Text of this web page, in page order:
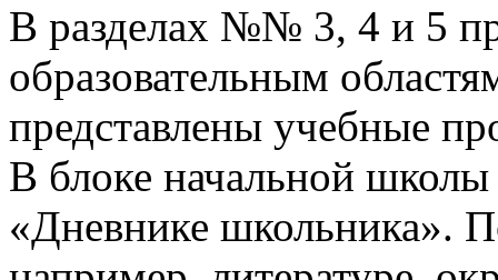
В разделах №№ 3, 4 и 5
образовательным
представлены учебные
В блоке начальной
«Дневнике школьника».